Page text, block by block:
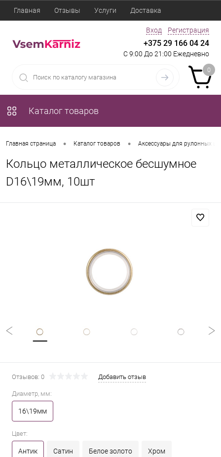
Главная Отзывы Услуги Доставка
Вход Регистрация
+375 29 166 04 24
С 9:00 До 21:00 Ежедневно
0
Каталог товаров
Главная страница • Каталог товаров • Аксессуары для рулонных
Кольцо металлическое бесшумное
D16\19мм, 10шт
Отзывов: 0 Добавить отзыв
Диаметр, мм:
16\19мм
Цвет:
Антик Сатин Белое золото Хром